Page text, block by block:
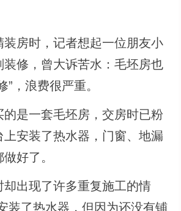
装房时，记者想起一位朋友小
装修，曾大诉苦水：毛坯房也
”，浪费很严重。
的是一套毛坯房，交房时已粉
上安装了热水器，门窗、地漏
好了。
却出现了许多重复施工的情
装了热水器，但因为还没有铺